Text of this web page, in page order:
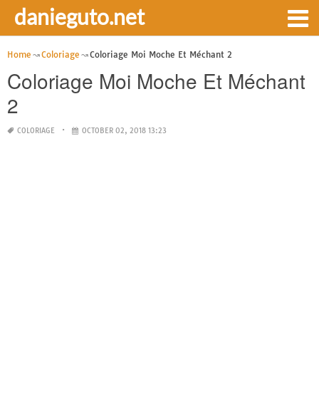
danieguto.net
Home Coloriage Coloriage Moi Moche Et Méchant 2
Coloriage Moi Moche Et Méchant
2
COLORIAGE OCTOBER 02, 2018 13:23